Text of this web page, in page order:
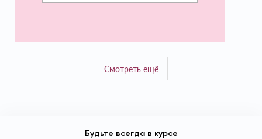
Смотреть ещё
Будьте всегда в курсе